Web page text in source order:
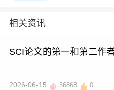
相关资讯
SCI论文的第一和第二作
2026-06-15 56868 0